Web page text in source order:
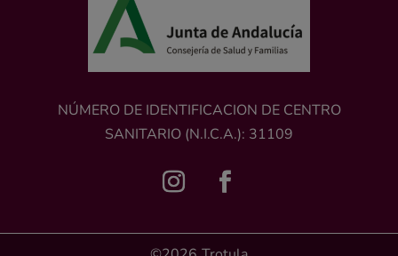
NÚMERO DE IDENTIFICACION DE CENTRO
SANITARIO (N.I.C.A.): 31109